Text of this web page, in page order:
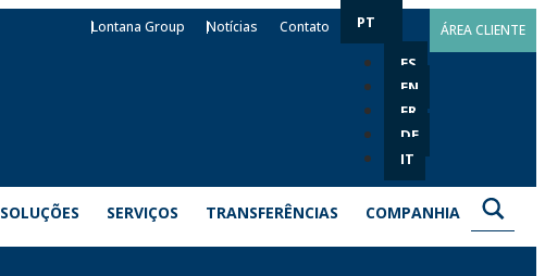
Lontana Group Notícias Contato PT
ES
EN
FR
DE
IT
ÁREA CLIENTE
SOLUÇÕES SERVIÇOS TRANSFERÊNCIAS COMPANHIA